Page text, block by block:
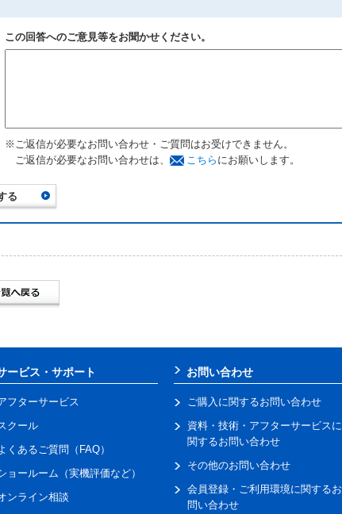
この回答へのご意見等をお聞かせください。
※ご返信が必要なお問い合わせ・ご質問はお受けできません。
ご返信が必要なお問い合わせは、
こちら にお願いします。
ービス・サポート
フターサービス
クール
くあるご質問（FAQ）
ョールーム（実機評価など）
ンライン相談
お問い合わせ
ご購入に関するお問い合わせ
資料・技術・アフターサービスに
関するお問い合わせ
その他のお問い合わせ
会員登録・ご利用環境に関するお
問い合わせ